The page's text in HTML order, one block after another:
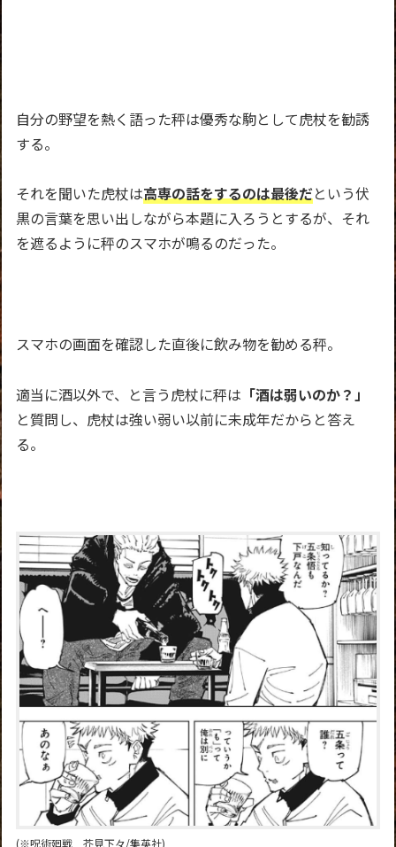
自分の野望を熱く語った秤は優秀な駒として虎杖を勧誘
する。
それを聞いた虎杖は高専の話をするのは最後だという伏
黒の言葉を思い出しながら本題に入ろうとするが、それ
を遮るように秤のスマホが鳴るのだった。
スマホの画面を確認した直後に飲み物を勧める秤。
適当に酒以外で、と言う虎杖に秤は 「酒は弱いのか？」
と質問し、虎杖は強い弱い以前に未成年だからと答え
る。
(※呪術廻戦 芥見下々/集英社)